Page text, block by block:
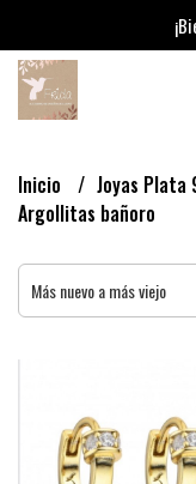
Inicio Joyas Plata
Argollitas bañoro